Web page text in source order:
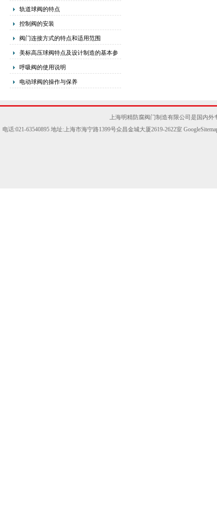
轨道球阀的特点
控制阀的安装
阀门连接方式的特点和适用范围
美标高压球阀特点及设计制造的基本参
数
呼吸阀的使用说明
电动球阀的操作与保养
上海明精防腐阀门制造有限公司是国内
电话:021-63540895 地址:上海市海宁路1399号众昌金城大厦2619-2622室